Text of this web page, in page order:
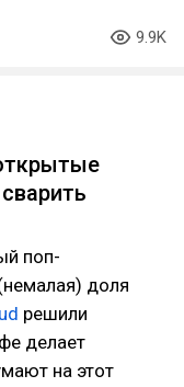
9.9K
поп-
доля
решили
делает
на этот